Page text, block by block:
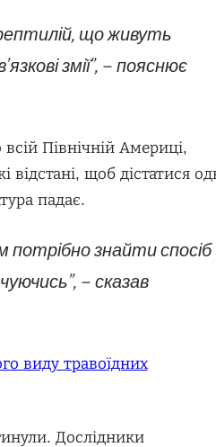
що живуть
змії”, – пояснює
Північній Америці,
відстані, щоб дістатися
падає.
знайти спосіб
– сказав
виду травоїдних
Дослідники